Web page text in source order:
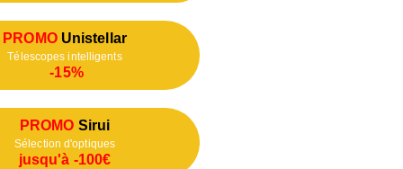
PROMOUnistellar
Télescopes intelligents
-15%
PROMO Sirui
Sélection d'optiques
jusqu'à -100€